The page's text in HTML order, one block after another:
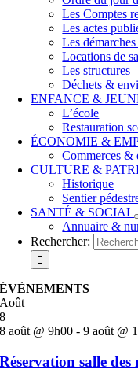
Les Comptes
Les actes
Les
Locations de
Les structures
Déchets &
ENFANCE &
L’école
Restauration
ÉCONOMIE &
Commerces &
CULTURE &
Historique
Sentier
SANTÉ & SOCIAL
Annuaire &
Rechercher:
ÉVÈNEMENTS
Août
8
8 août @ 9h00 -9 août @
Réservation salle des